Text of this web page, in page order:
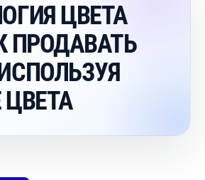
ЦВЕТА
ПРОДАВАТЬ